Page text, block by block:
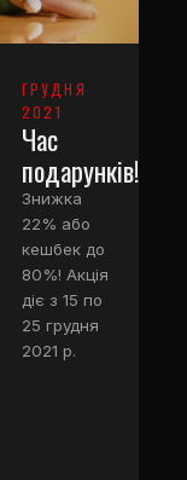
ГРУДНЯ
2021
Час
подарунків!
Знижка
22% або
кешбек до
80%! Акція
діє з 15 по
25 грудня
2021 р.